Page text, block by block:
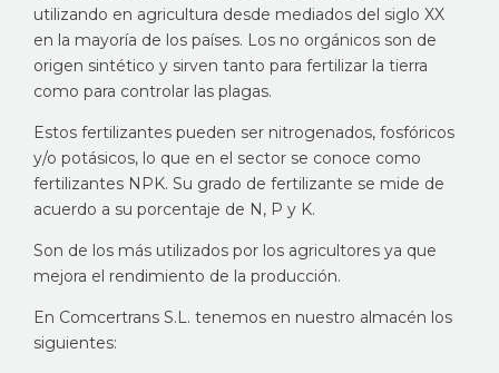
utilizando en agricultura desde mediados del siglo XX
en la mayoría de los países. Los no orgánicos son de
origen sintético y sirven tanto para fertilizar la tierra
como para controlar las plagas.
Estos fertilizantes pueden ser nitrogenados, fosfóricos
y/o potásicos, lo que en el sector se conoce como
fertilizantes NPK. Su grado de fertilizante se mide de
acuerdo a su porcentaje de N, P y K.
Son de los más utilizados por los agricultores ya que
mejora el rendimiento de la producción.
En Comcertrans S.L. tenemos en nuestro almacén los
siguientes: